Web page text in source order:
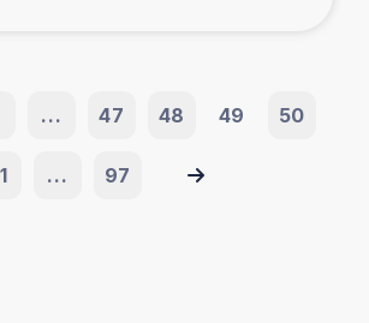
... 47 48 49 50
... 97